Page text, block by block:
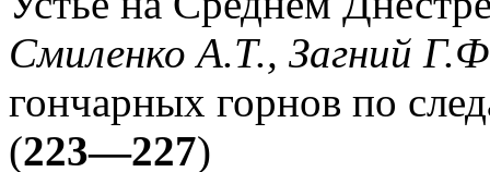
Смиленко А.Т., Загний
гончарных горнов по
(223—227)